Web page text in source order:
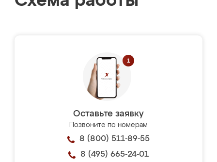
Оставьте заявку
Позвоните по номерам
8 (800) 511-89-55
8 (495) 665-24-01